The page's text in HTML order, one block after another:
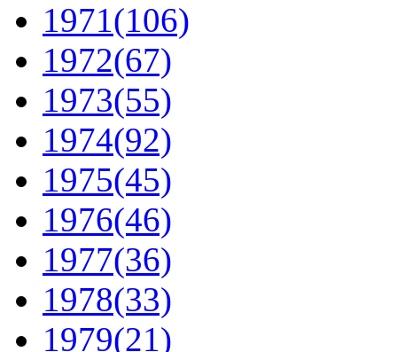
1971(106)
1972(67)
1973(55)
1974(92)
1975(45)
1976(46)
1977(36)
1978(33)
1979(21)